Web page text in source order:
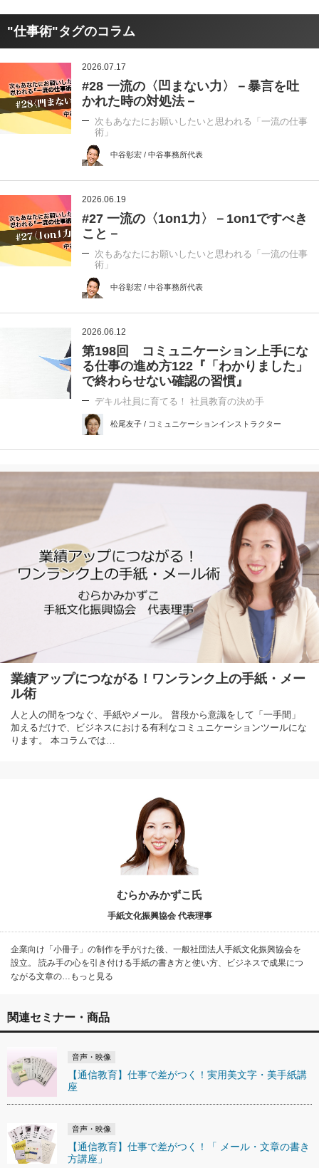
"仕事術"タグのコラム
2026.07.17
#28 一流の〈凹まない力〉－暴言を吐
かれた時の対処法－
次もあなたにお願いしたいと思われる「一流の仕事
術」
中谷彰宏 / 中谷事務所代表
2026.06.19
#27 一流の〈1on1力〉－1on1ですべき
こと－
次もあなたにお願いしたいと思われる「一流の仕事
術」
中谷彰宏 / 中谷事務所代表
2026.06.12
第198回 コミュニケーション上手にな
る仕事の進め方122『「わかりました」
で終わらせない確認の習慣』
デキル社員に育てる！ 社員教育の決め手
松尾友子 / コミュニケーションインストラクター
業績アップにつながる！ワンランク上の手紙・メー
ル術
人と人の間をつなぐ、手紙やメール。 普段から意識をして「一手間」
加えるだけで、ビジネスにおける有利なコミュニケーションツールにな
ります。 本コラムでは…
むらかみかずこ氏
手紙文化振興協会 代表理事
企業向け「小冊子」の制作を手がけた後、一般社団法人手紙文化振興協会を
設立。 読み手の心を引き付ける手紙の書き方と使い方、ビジネスで成果につ
ながる文章の…もっと見る
関連セミナー・商品
音声・映像
【通信教育】仕事で差がつく！実用美文字・美手紙講
座
音声・映像
【通信教育】仕事で差がつく！「 メール・文章の書き
方講座」